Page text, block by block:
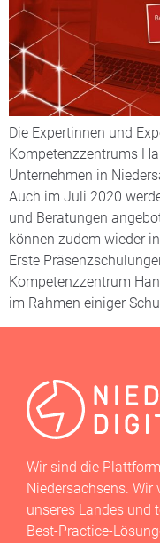
Die Expertinnen und
Kompetenzzentrums
Unternehmen in
Auch im Juli 2020
und Beratungen
können zudem wieder
Erste
Kompetenzzentrum
im Rahmen einiger
Wir sind die
Niedersachsens.
unseres Landes und
Best-Practice-